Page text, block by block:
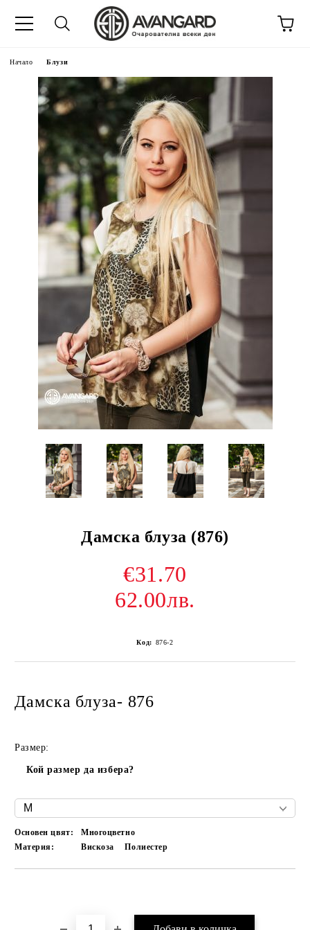
Начало Блузи
Дамска блуза (876)
€31.70
62.00лв.
Код: 876-2
Дамска блуза- 876
Размер:
Кой размер да избера?
Основен цвят:
Многоцветно
Материя:
Вискоза Полиестер